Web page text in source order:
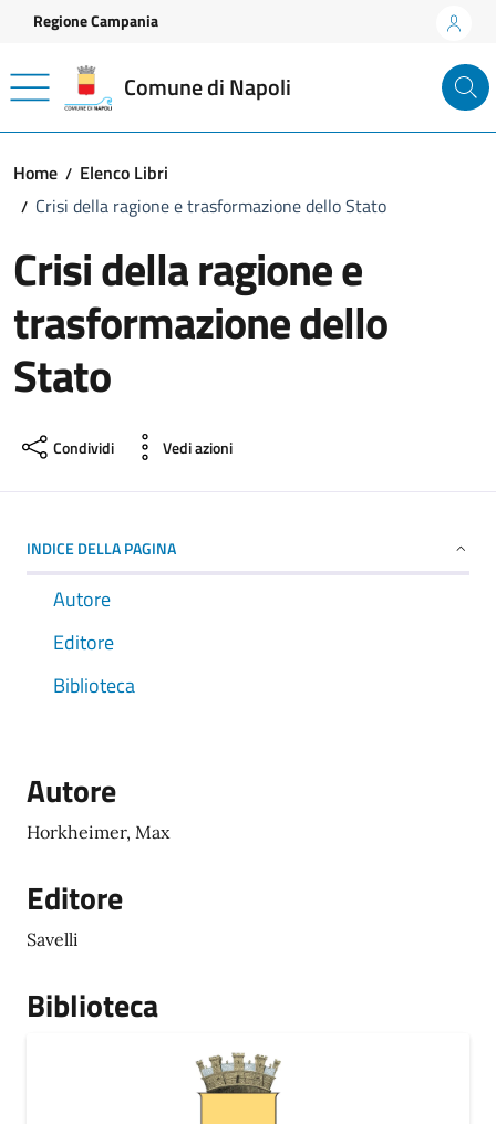
Vai ai contenuti
Vai al footer
Regione Campania
Comune di Napoli
Home
Elenco Libri
Crisi della ragione e trasformazione dello Stato
Crisi della ragione e
trasformazione dello
Stato
Condividi Vedi azioni
INDICE DELLA PAGINA
Autore
Editore
Biblioteca
Autore
Horkheimer, Max
Editore
Savelli
Biblioteca